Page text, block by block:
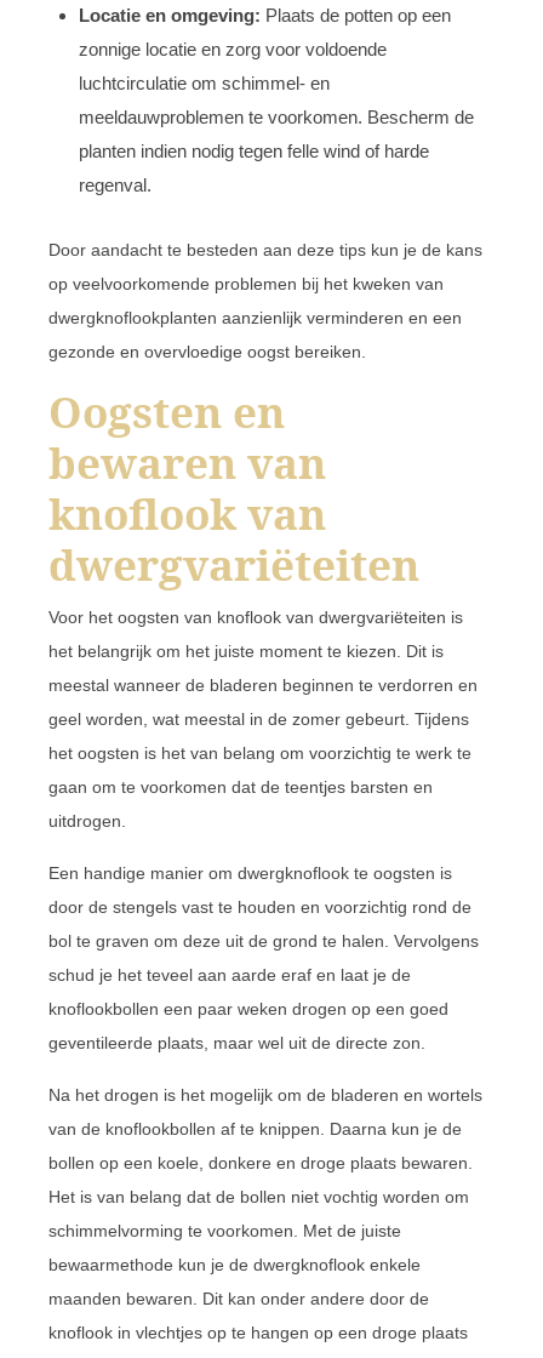
Locatie en omgeving: Plaats de potten op een
zonnige locatie en zorg voor voldoende
luchtcirculatie om schimmel- en
meeldauwproblemen te voorkomen. Bescherm de
planten indien nodig tegen felle wind of harde
regenval.
Door aandacht te besteden aan deze tips kun je de kans
op veelvoorkomende problemen bij het kweken van
dwergknoflookplanten aanzienlijk verminderen en een
gezonde en overvloedige oogst bereiken.
Oogsten en
bewaren van
knoflook van
dwergvariëteiten
Voor het oogsten van knoflook van dwergvariëteiten is
het belangrijk om het juiste moment te kiezen. Dit is
meestal wanneer de bladeren beginnen te verdorren en
geel worden, wat meestal in de zomer gebeurt. Tijdens
het oogsten is het van belang om voorzichtig te werk te
gaan om te voorkomen dat de teentjes barsten en
uitdrogen.
Een handige manier om dwergknoflook te oogsten is
door de stengels vast te houden en voorzichtig rond de
bol te graven om deze uit de grond te halen. Vervolgens
schud je het teveel aan aarde eraf en laat je de
knoflookbollen een paar weken drogen op een goed
geventileerde plaats, maar wel uit de directe zon.
Na het drogen is het mogelijk om de bladeren en wortels
van de knoflookbollen af te knippen. Daarna kun je de
bollen op een koele, donkere en droge plaats bewaren.
Het is van belang dat de bollen niet vochtig worden om
schimmelvorming te voorkomen. Met de juiste
bewaarmethode kun je de dwergknoflook enkele
maanden bewaren. Dit kan onder andere door de
knoflook in vlechtjes op te hangen op een droge plaats